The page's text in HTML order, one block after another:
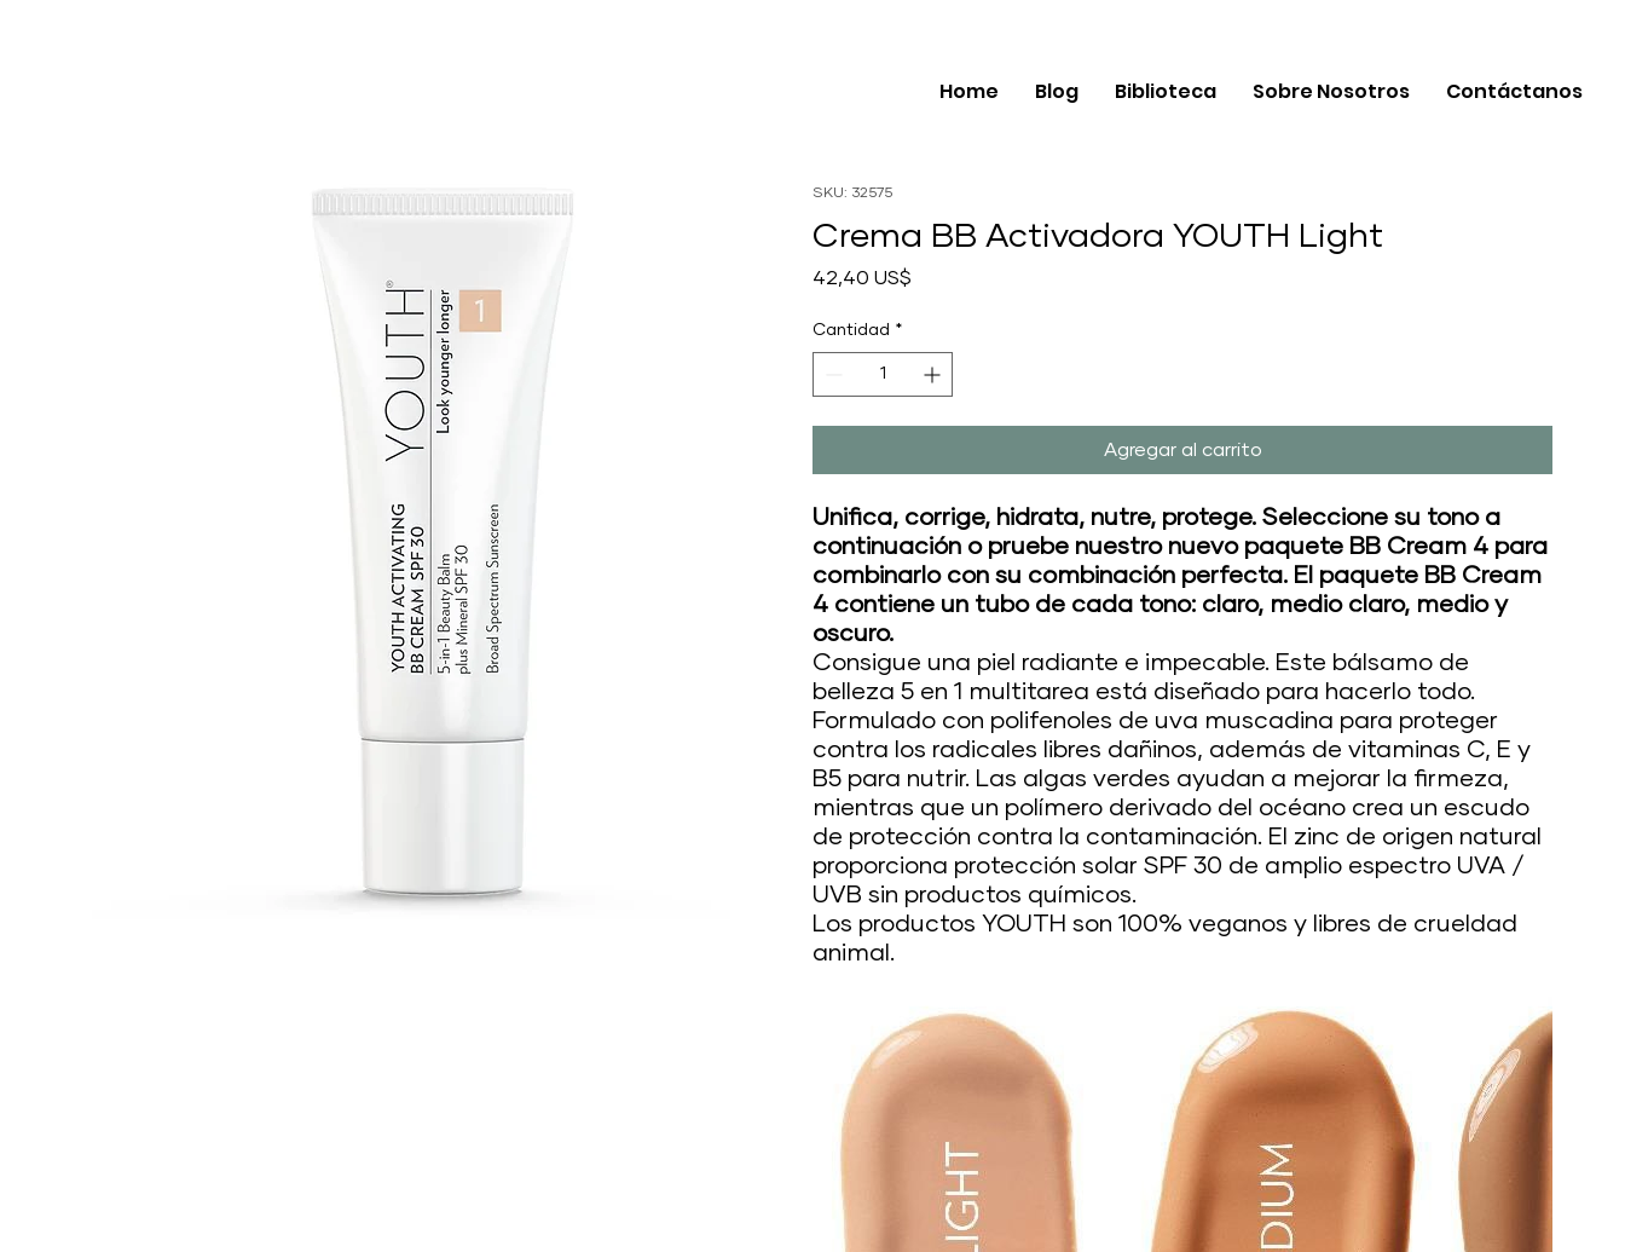
Home Blog Biblioteca Sobre Nosotros Contáctanos
SKU: 32575
Crema BB Activadora YOUTH Light
42,40 US$
Cantidad *
Agregar al carrito
Unifica, corrige, hidrata, nutre, protege. Seleccione su tono a
continuación o pruebe nuestro nuevo paquete BB Cream 4 para
combinarlo con su combinación perfecta. El paquete BB Cream
4 contiene un tubo de cada tono: claro, medio claro, medio y
oscuro.
Consigue una piel radiante e impecable. Este bálsamo de
belleza 5 en 1 multitarea está diseñado para hacerlo todo.
Formulado con polifenoles de uva muscadina para proteger
contra los radicales libres dañinos, además de vitaminas C, E y
B5 para nutrir. Las algas verdes ayudan a mejorar la firmeza,
mientras que un polímero derivado del océano crea un escudo
de protección contra la contaminación. El zinc de origen natural
proporciona protección solar SPF 30 de amplio espectro UVA /
UVB sin productos químicos.
Los productos YOUTH son 100% veganos y libres de crueldad
animal.